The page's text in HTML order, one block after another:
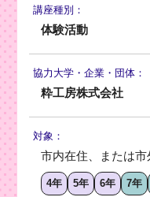
講座種別：
体験活動
協力大学・企業・団体：
粋工房株式会社
対象：
市内在住、または
4年 5年 6年 7年